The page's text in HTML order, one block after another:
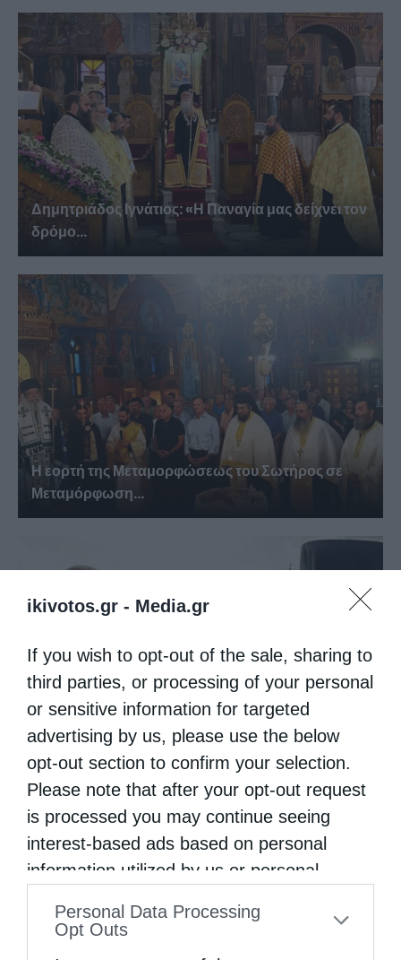
ikivotos.gr - Media.gr
If you wish to opt-out of the sale, sharing to
third parties, or processing of your personal
or sensitive information for targeted
advertising by us, please use the below
opt-out section to confirm your selection.
Please note that after your opt-out request
is processed you may continue seeing
interest-based ads based on personal
information utilized by us or personal
to your opt-out. You may separately opt-out
Personal Data Processing
Opt Outs
Δημητριάδος Ιγνάτιος: «Η Παναγία μας δείχνει τον
δρόμο...
Η εορτή της Μεταμορφώσεως του Σωτήρος σε
Μεταμόρφωση...
Εὐχαριστίες γιά τήν παραχώρηση τμήματος
στρατοπέδου στήν Ἱερά...